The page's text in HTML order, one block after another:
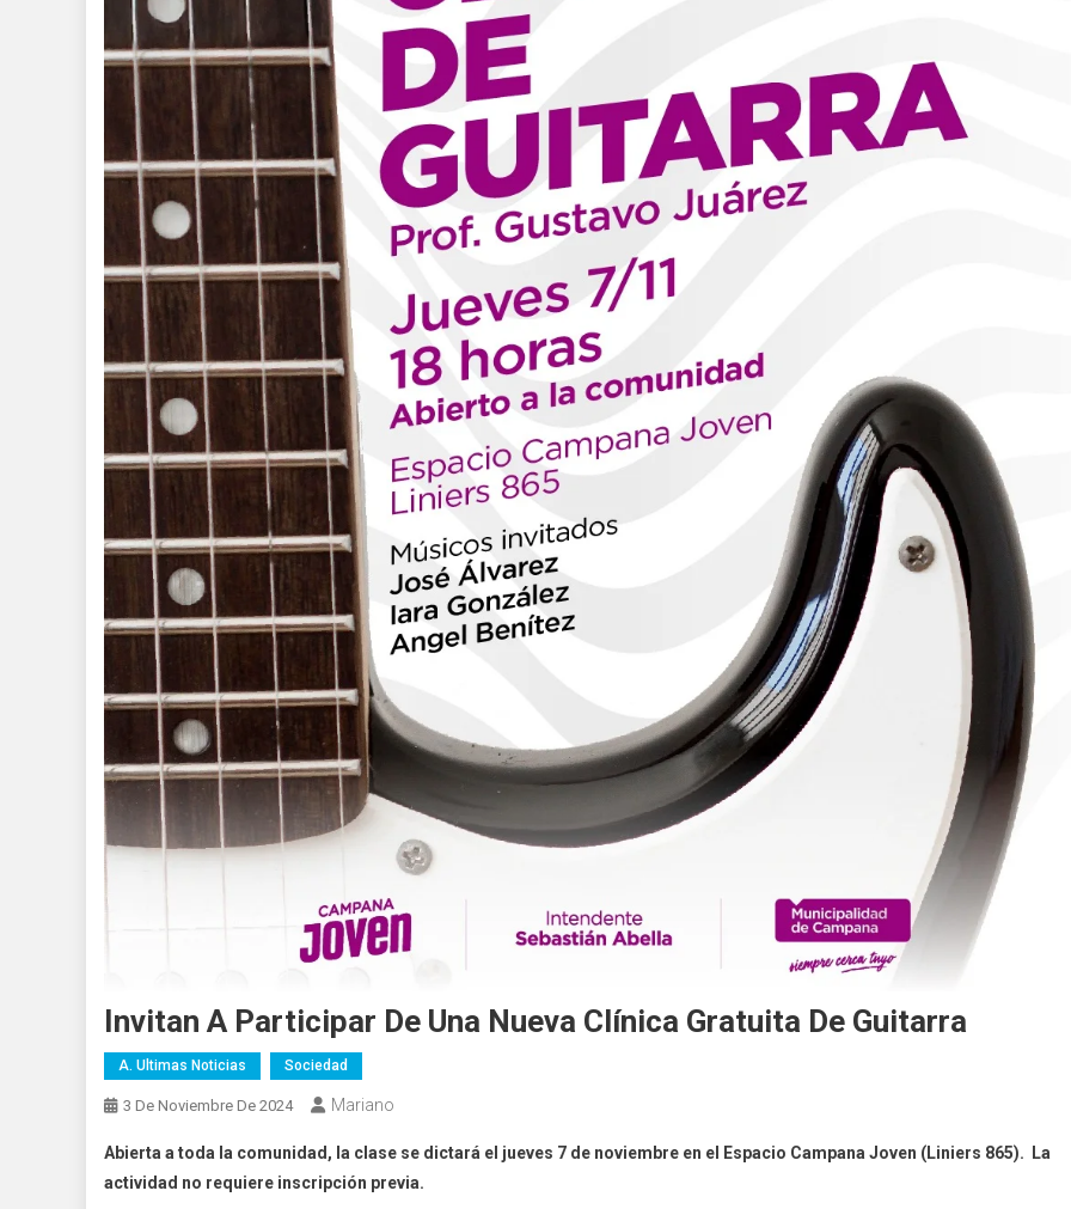
Invitan A Participar De Una Nueva Clínica Gratuita De Guitarra
A. Ultimas Noticias Sociedad
3 De Noviembre De 2024 Mariano
Abierta a toda la comunidad, la clase se dictará el jueves 7 de noviembre en el Espacio Campana Joven (Liniers 865). La
actividad no requiere inscripción previa.